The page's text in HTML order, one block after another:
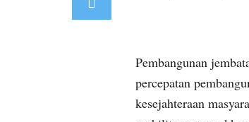
Pembangunan
percepatan
kesejahteraan